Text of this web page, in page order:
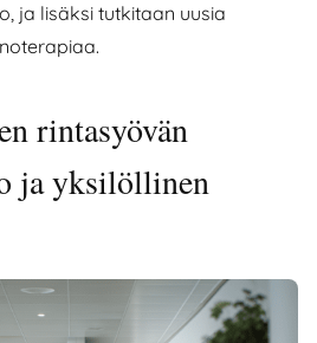
ja lisäksi tutkitaan uusia
rintasyövän
ja yksilöllinen